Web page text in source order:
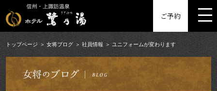
ご予約
トップページ 女将ブログ 社員情報 ユニフォームが変わります